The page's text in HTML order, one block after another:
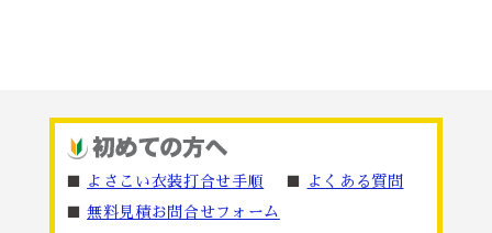
■ よさこい衣装打合せ手順 ■
よくある質問
■無料見積お問合せフォーム